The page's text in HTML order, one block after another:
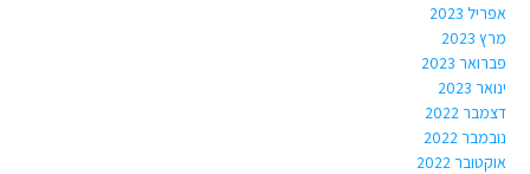
אפריל 2023
מרץ 2023
פברואר 2023
ינואר 2023
דצמבר 2022
נובמבר 2022
אוקטובר 2022